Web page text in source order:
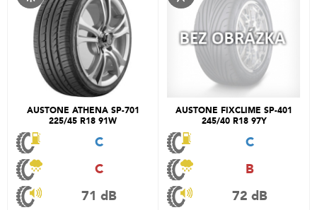
AUSTONE ATHENA SP-701
225/45 R18 91W
C
C
71 dB
AUSTONE FIXCLIME SP-401
245/40 R18 97Y
C
B
72 dB